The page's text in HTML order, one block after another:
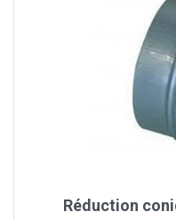
Réduction